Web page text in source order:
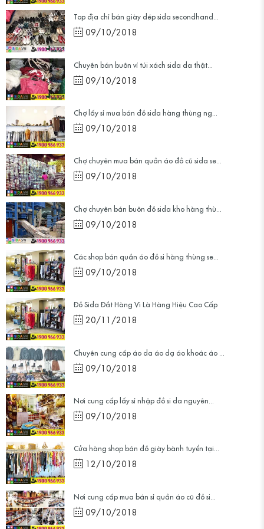
Top địa chỉ bán giày dép sida secondhand...
09/10/2018
Chuyên bán buôn ví túi xách sida da thật...
09/10/2018
Chợ lấy sỉ mua bán đồ sida hàng thùng ng...
09/10/2018
Chợ chuyên mua bán quần áo đồ cũ sida se...
09/10/2018
Chợ chuyên bán buôn đồ sida kho hàng thù...
09/10/2018
Các shop bán quần áo đồ si hàng thùng se...
09/10/2018
Đồ Sida Đắt Hàng Vì Là Hàng Hiệu Cao Cấp
20/11/2018
Chuyên cung cấp áo da áo dạ áo khoác áo ...
09/10/2018
Nơi cung cấp lấy sỉ nhập đồ si da nguyên...
09/10/2018
Cửa hàng shop bán đồ giày bành tuyển tại...
12/10/2018
Nơi cung cấp mua bán sỉ quần áo cũ đồ si...
09/10/2018